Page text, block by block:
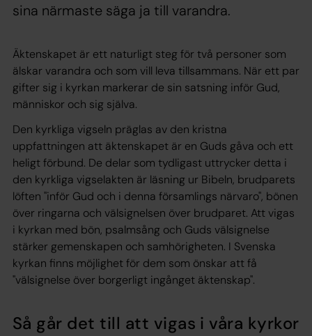
sina närmaste säga ja till varandra.
Äktenskapet är ett naturligt steg för två personer som
älskar varandra och som vill leva tillsammans. När ett par
gifter sig i kyrkan markerar de sin satsning inför Gud,
människor och sig själva.
Den kyrkliga vigseln präglas av den kristna
uppfattningen att äktenskapet är en Guds gåva och ett
heligt förbund. De delar som tydligast uttrycker detta i
den kyrkliga vigselakten är läsning ur Bibeln, brudparets
löften "inför Gud och i denna församlings närvaro", bönen
över ringarna och välsignelsen över brudparet. Att vigas
i kyrkan med bön, psalmsång och Guds välsignelse
stärker gemenskapen och samhörigheten. I Svenska
kyrkan finns möjlighet för dem som önskar att få
"välsignelse över borgerligt ingånget äktenskap".
Så går det till att vigas i våra kyrkor